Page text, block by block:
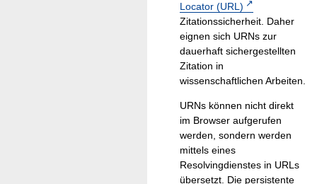
Locator (URL)
Zitationssicherheit. Daher
eignen sich URNs zur
dauerhaft sichergestellten
Zitation in
wissenschaftlichen Arbeiten.
URNs können nicht direkt
im Browser aufgerufen
werden, sondern werden
mittels eines
Resolvingdienstes in URLs
übersetzt. Die persistente